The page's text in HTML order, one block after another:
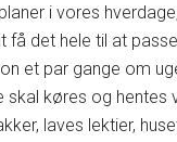
i vores
det hele til at
et par gange om
skal køres og hentes
laves lektier,